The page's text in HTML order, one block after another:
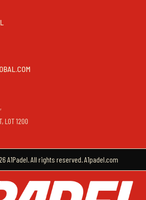
LOT 1200
A1Padel. All rights reserved. A1padel.com